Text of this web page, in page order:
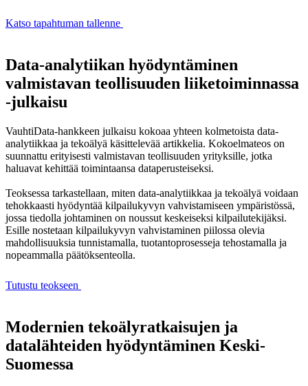
Katso tapahtuman tallenne
Data-analytiikan hyödyntäminen
valmistavan teollisuuden liiketoiminnassa
-julkaisu
VauhtiData-hankkeen julkaisu kokoaa yhteen kolmetoista data-
analytiikkaa ja tekoälyä käsittelevää artikkelia. Kokoelmateos on
suunnattu erityisesti valmistavan teollisuuden yrityksille, jotka
haluavat kehittää toimintaansa dataperusteiseksi.
Teoksessa tarkastellaan, miten data-analytiikkaa ja tekoälyä voidaan
tehokkaasti hyödyntää kilpailukyvyn vahvistamiseen ympäristössä,
jossa tiedolla johtaminen on noussut keskeiseksi kilpailutekijäksi.
Esille nostetaan kilpailukyvyn vahvistaminen piilossa olevia
mahdollisuuksia tunnistamalla, tuotantoprosesseja tehostamalla ja
nopeammalla päätöksenteolla.
Tutustu teokseen
Modernien tekoälyratkaisujen ja
datalähteiden hyödyntäminen Keski-
Suomessa